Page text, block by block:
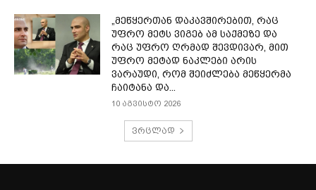
„მეწყერთან დაკავშირებით, რაც
უფრო მეტს ვიგებ ამ საქმეზე და
რაც უფრო ღრმად შევდივარ, მით
უფრო მეტად ნაკლები არის
ვარაუდი, რომ შეიძლება მეწყერმა
ჩაიტანა და...
10 აგვისტო 2026
ვრცლად